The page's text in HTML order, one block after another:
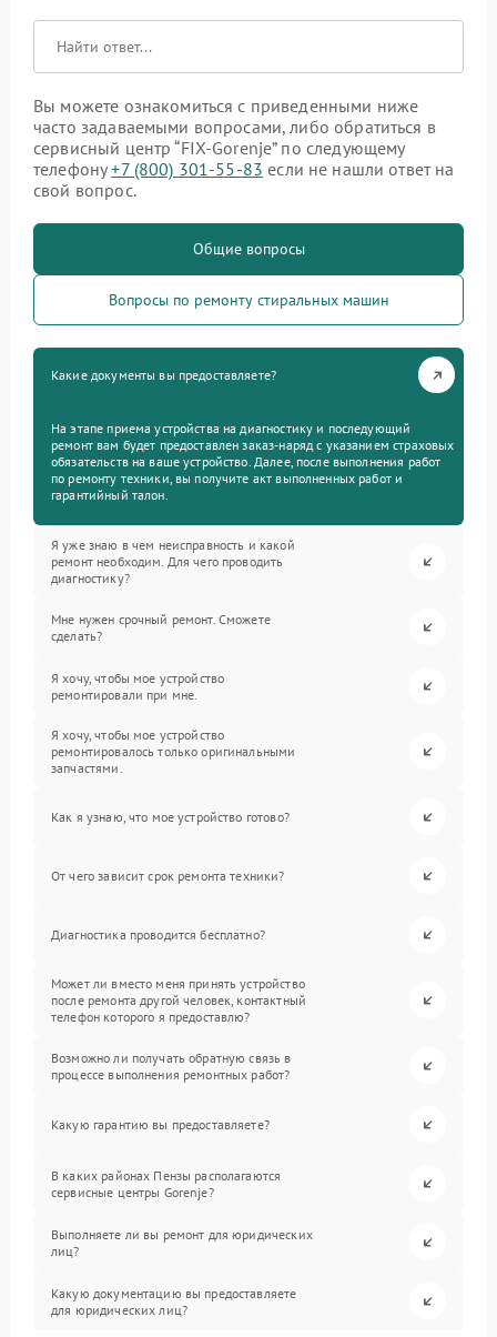
Вы можете ознакомиться с приведенными ниже
часто задаваемыми вопросами, либо обратиться в
сервисный центр “FIX-Gorenje” по следующему
телефону+7 (800) 301-55-83 если не нашли ответ на
свой вопрос.
Общие вопросы
Вопросы по ремонту стиральных машин
Какие документы вы предоставляете?
На этапе приема устройства на диагностику и последующий
ремонт вам будет предоставлен заказ-наряд с указанием страховых
обязательств на ваше устройство. Далее, после выполнения работ
по ремонту техники, вы получите акт выполненных работ и
гарантийный талон.
Я уже знаю в чем неисправность и какой
ремонт необходим. Для чего проводить
диагностику?
Мне нужен срочный ремонт. Сможете
сделать?
Я хочу, чтобы мое устройство
ремонтировали при мне.
Я хочу, чтобы мое устройство
ремонтировалось только оригинальными
запчастями.
Как я узнаю, что мое устройство готово?
От чего зависит срок ремонта техники?
Диагностика проводится бесплатно?
Может ли вместо меня принять устройство
после ремонта другой человек, контактный
телефон которого я предоставлю?
Возможно ли получать обратную связь в
процессе выполнения ремонтных работ?
Какую гарантию вы предоставляете?
В каких районах Пензы располагаются
сервисные центры Gorenje?
Выполняете ли вы ремонт для юридических
лиц?
Какую документацию вы предоставляете
для юридических лиц?